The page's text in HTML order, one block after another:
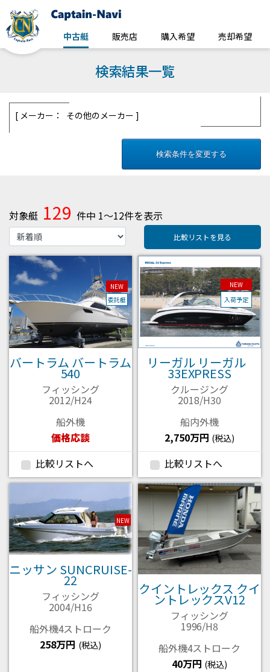
中古艇 販売店 購入希望 売却希望
検索結果一覧
メーカー： その他のメーカー
検索条件を変更する
対象艇 129 件中 1～12件を表示
比較リストを見る
バートラム バートラム
540
フィッシング
2012/H24
船外機
価格応談
比較リストへ
NEW
委託艇
リーガル リーガル
33EXPRESS
クルージング
2018/H30
船内外機
2,750万円 (税込)
比較リストへ
NEW
入荷予定
ニッサン SUNCRUISE-
22
フィッシング
2004/H16
船外機4ストローク
258万円 (税込)
NEW
クイントレックス クイ
ントレックスV12
フィッシング
1996/H8
船外機4ストローク
40万円 (税込)